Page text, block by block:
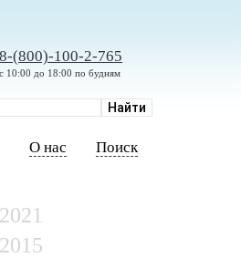
8-(800)-100-2-765
с 10:00 до 18:00 по будням
О нас Поиск
2021
2015